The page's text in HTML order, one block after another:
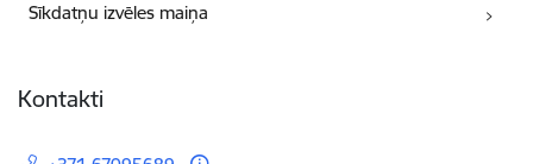
Sīkdatņu izvēles maiņa
Kontakti